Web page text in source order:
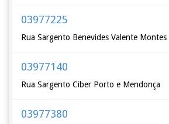
03977225
Rua Sargento Benevides Valente Montes
03977140
Rua Sargento Ciber Porto e Mendonça
03977380